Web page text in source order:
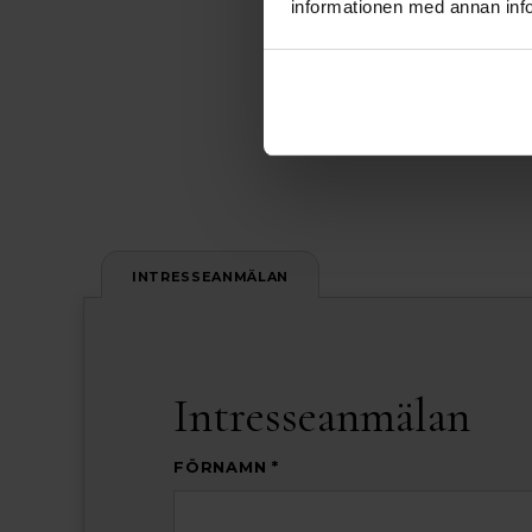
informationen med annan
INTRESSEANMÄLAN
Intresseanmälan
FÖRNAMN *